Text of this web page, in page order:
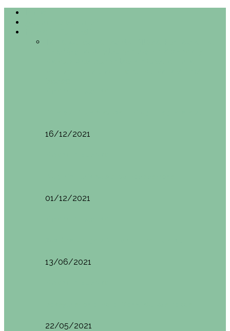
16/12/2021
01/12/2021
13/06/2021
22/05/2021